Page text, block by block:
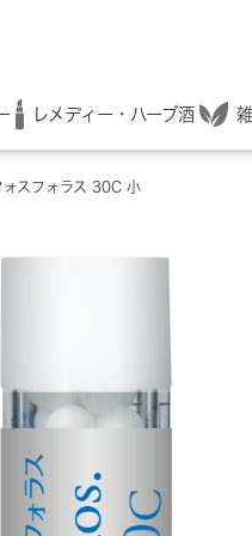
レメディー・ハーブ酒
ォスフォラス 30C 小